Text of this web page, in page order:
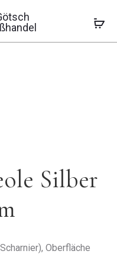
CREOLE
SILBER
SCHLICHTE
CREOLE
Schlichte
Silber
Oberfläche